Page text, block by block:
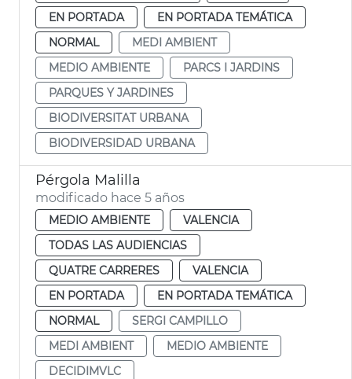
EN PORTADA
EN PORTADA TEMÁTICA
NORMAL
MEDI AMBIENT
MEDIO AMBIENTE
PARCS I JARDINS
PARQUES Y JARDINES
BIODIVERSITAT URBANA
BIODIVERSIDAD URBANA
Pérgola Malilla
modificado hace 5 años
MEDIO AMBIENTE
VALENCIA
TODAS LAS AUDIENCIAS
QUATRE CARRERES
VALENCIA
EN PORTADA
EN PORTADA TEMÁTICA
NORMAL
SERGI CAMPILLO
MEDI AMBIENT
MEDIO AMBIENTE
DECIDIMVLC